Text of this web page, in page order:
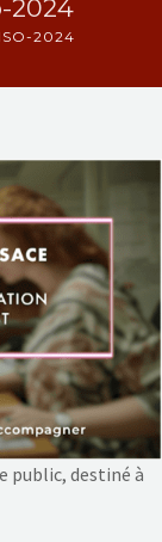
2024
2024
public, destiné à